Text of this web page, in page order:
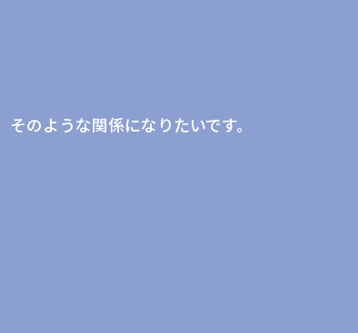
のような関係になりたいです。